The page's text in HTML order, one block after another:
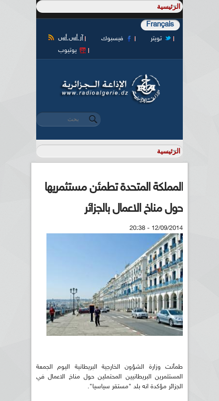
Français
آر أس أس فيسبوك
تويتر
يوتيوب
استمارة البحث
‏بحث ‏
المملكة المتحدة تطمئن مستثمريها
حول مناخ الاعمال بالجزائر
12/09/2014 - 20:38
طمأنت وزارة الشؤون الخارجية البريطانية اليوم الجمعة
المستثمرين البريطانيين المحتملين حول مناخ الاعمال في
الجزائر مؤكدة انه بلد "مستقر سياسيا".